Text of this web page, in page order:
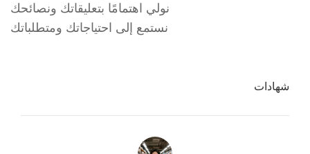
نولي اهتمامًا بتعليقاتك ونصائحك
نستمع إلى احتياجاتك ومتطلباتك
شهادات